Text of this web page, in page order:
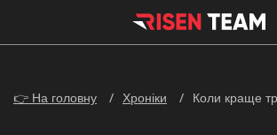
👉 На головну Хроніки Коли краще